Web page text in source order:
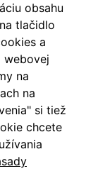
obsahu
tlačidlo
a
webovej
na
na
si tiež
chcete